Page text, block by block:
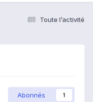
Toute l’activité
Abonnés 1